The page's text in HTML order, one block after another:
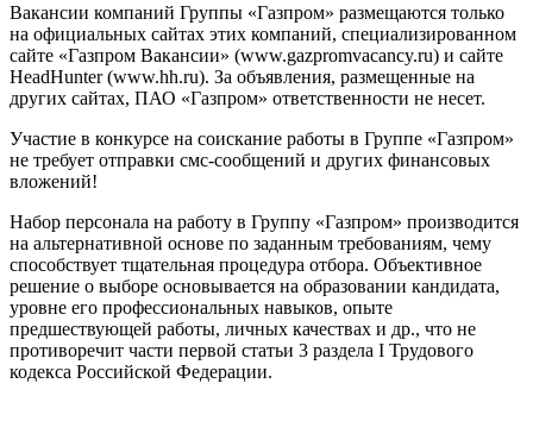
Вакансии компаний Группы «Газпром» размещаются только
на официальных сайтах этих компаний, специализированном
сайте «Газпром Вакансии» (www.gazpromvacancy.ru) и сайте
HeadHunter (www.hh.ru). За объявления, размещенные на
других сайтах, ПАО «Газпром» ответственности не несет.
Участие в конкурсе на соискание работы в Группе «Газпром»
не требует отправки смс-сообщений и других финансовых
вложений!
Набор персонала на работу в Группу «Газпром» производится
на альтернативной основе по заданным требованиям, чему
способствует тщательная процедура отбора. Объективное
решение о выборе основывается на образовании кандидата,
уровне его профессиональных навыков, опыте
предшествующей работы, личных качествах и др., что не
противоречит части первой статьи 3 раздела I Трудового
кодекса Российской Федерации.